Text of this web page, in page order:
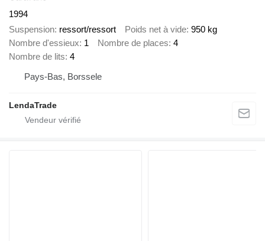
1994
Suspension ressort/ressort Poids net à vide 950 kg
Nombre d'essieux 1 Nombre de places 4
Nombre de lits 4
Pays-Bas, Borssele
LendaTrade